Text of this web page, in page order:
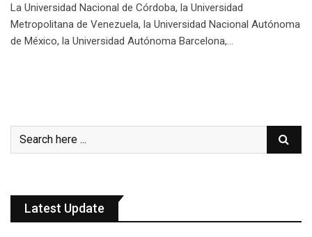
La Universidad Nacional de Córdoba, la Universidad
Metropolitana de Venezuela, la Universidad Nacional Autónoma
de México, la Universidad Autónoma Barcelona,…
Latest Update